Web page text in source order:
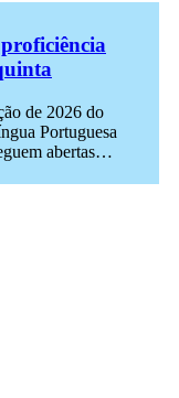
de 2026 do
Portuguesa
abertas…